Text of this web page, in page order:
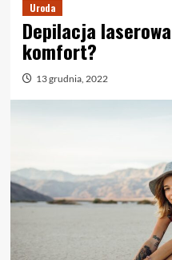
Uroda
Depilacja
komfort?
13 grudnia, 2022